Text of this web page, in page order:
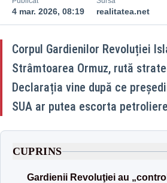
4 mar. 2026, 08:19 realitatea.net
Corpul Gardienilor Revoluției
Strâmtoarea Ormuz, rută
Declarația vine după ce
SUA ar putea escorta
CUPRINS
Gardienii Revoluţiei au